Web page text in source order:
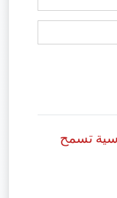
تسمح